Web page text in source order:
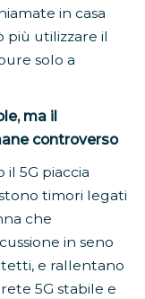
in casa
più utilizzare il
solo a
ma il
controverso
5G piaccia
timori legati
che
in seno
e rallentano
5G stabile e